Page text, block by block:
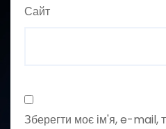
Сайт
Зберегти моє ім'я, e-mail,